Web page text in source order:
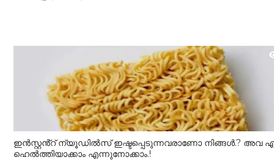
ഇൻസ്റ്റൻ്റ് ന്യൂഡിൽസ് ഇഷ്ടപ്പെടുന്നവരാണോ നിങ്ങൾ.? അവ
ഹെൽത്തിയാക്കാം എന്നുനോക്കാം.!